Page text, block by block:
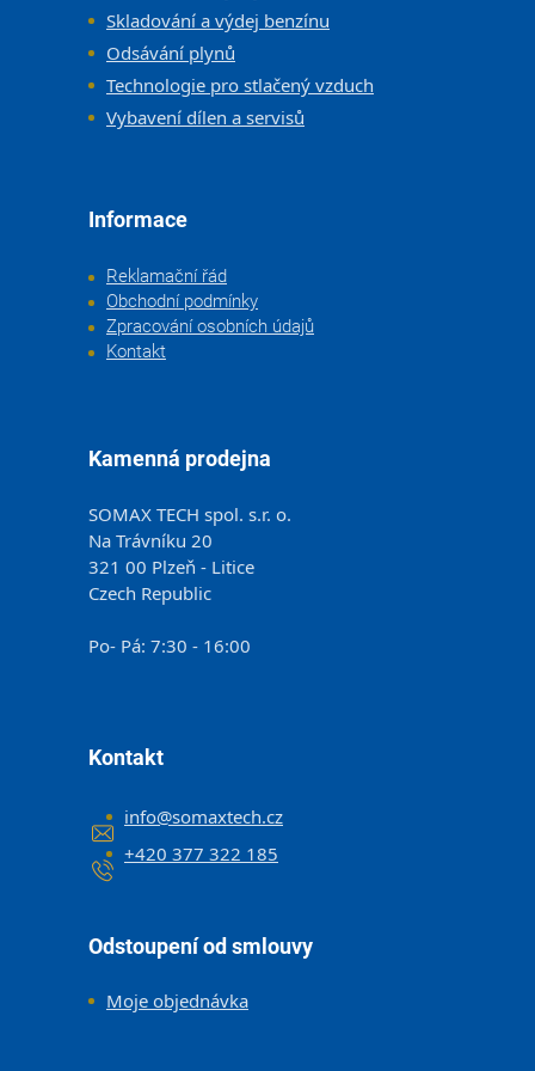
Skladování a výdej benzínu
Odsávání plynů
Technologie pro stlačený vzduch
Vybavení dílen a servisů
Informace
Reklamační řád
Obchodní podmínky
Zpracování osobních údajů
Kontakt
Kamenná prodejna
SOMAX TECH spol. s.r. o.
Na Trávníku 20
321 00 Plzeň - Litice
Czech Republic
Po- Pá: 7:30 - 16:00
Kontakt
info@somaxtech.cz
+420 377 322 185
Odstoupení od smlouvy
Moje objednávka